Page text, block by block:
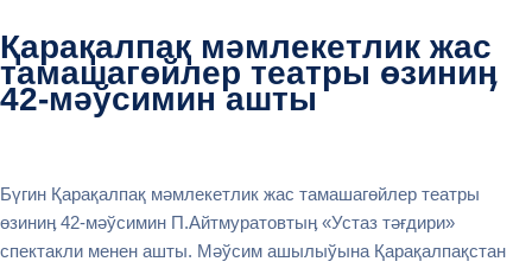
Қарақалпақ мәмлекетлик жас
тамашагөйлер театры өзиниӊ
42-мәўсимин ашты
Бүгин Қарақалпақ мәмлекетлик жас тамашагөйлер театры
өзиниӊ 42-мәўсимин П.Айтмуратовтыӊ «Устаз тәғдири»
спектакли менен ашты. Мәўсим ашылыўына Қарақалпақстан